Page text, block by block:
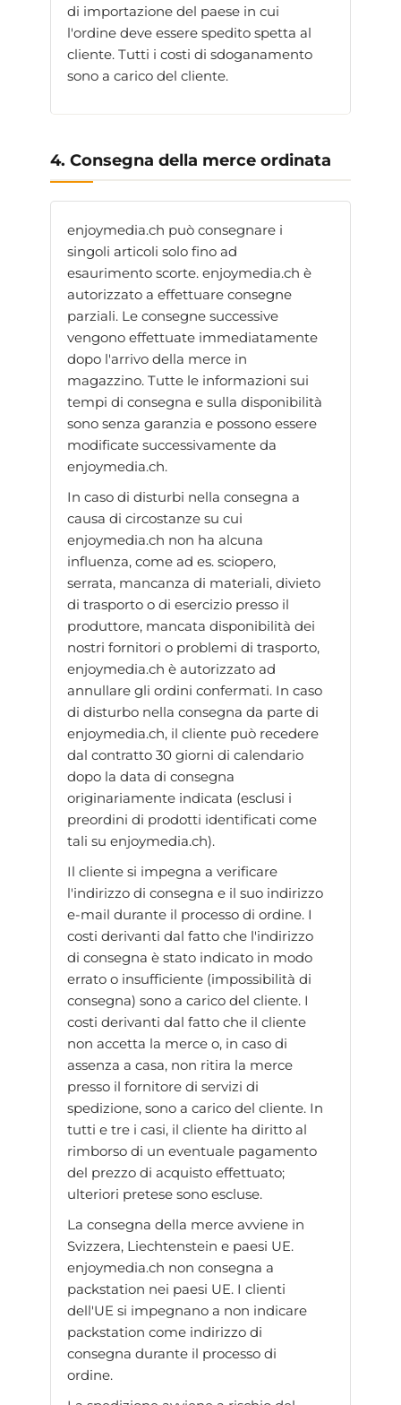
di importazione del paese in cui
l'ordine deve essere spedito spetta al
cliente. Tutti i costi di sdoganamento
sono a carico del cliente.
4. Consegna della merce ordinata
enjoymedia.ch può consegnare i
singoli articoli solo fino ad
esaurimento scorte. enjoymedia.ch è
autorizzato a effettuare consegne
parziali. Le consegne successive
vengono effettuate immediatamente
dopo l'arrivo della merce in
magazzino. Tutte le informazioni sui
tempi di consegna e sulla disponibilità
sono senza garanzia e possono essere
modificate successivamente da
enjoymedia.ch.
In caso di disturbi nella consegna a
causa di circostanze su cui
enjoymedia.ch non ha alcuna
influenza, come ad es. sciopero,
serrata, mancanza di materiali, divieto
di trasporto o di esercizio presso il
produttore, mancata disponibilità dei
nostri fornitori o problemi di trasporto,
enjoymedia.ch è autorizzato ad
annullare gli ordini confermati. In caso
di disturbo nella consegna da parte di
enjoymedia.ch, il cliente può recedere
dal contratto 30 giorni di calendario
dopo la data di consegna
originariamente indicata (esclusi i
preordini di prodotti identificati come
tali su enjoymedia.ch).
Il cliente si impegna a verificare
l'indirizzo di consegna e il suo indirizzo
e-mail durante il processo di ordine. I
costi derivanti dal fatto che l'indirizzo
di consegna è stato indicato in modo
errato o insufficiente (impossibilità di
consegna) sono a carico del cliente. I
costi derivanti dal fatto che il cliente
non accetta la merce o, in caso di
assenza a casa, non ritira la merce
presso il fornitore di servizi di
spedizione, sono a carico del cliente. In
tutti e tre i casi, il cliente ha diritto al
rimborso di un eventuale pagamento
del prezzo di acquisto effettuato;
ulteriori pretese sono escluse.
La consegna della merce avviene in
Svizzera, Liechtenstein e paesi UE.
enjoymedia.ch non consegna a
packstation nei paesi UE. I clienti
dell'UE si impegnano a non indicare
packstation come indirizzo di
consegna durante il processo di
ordine.